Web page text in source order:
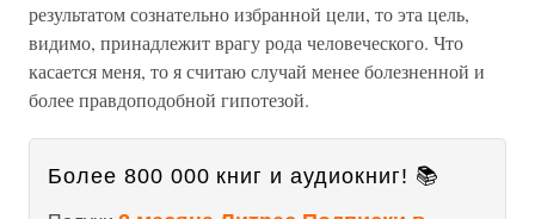
результатом сознательно избранной цели, то эта цель,
видимо, принадлежит врагу рода человеческого. Что
касается меня, то я считаю случай менее болезненной и
более правдоподобной гипотезой.
Более 800 000 книг и аудиокниг! 📚